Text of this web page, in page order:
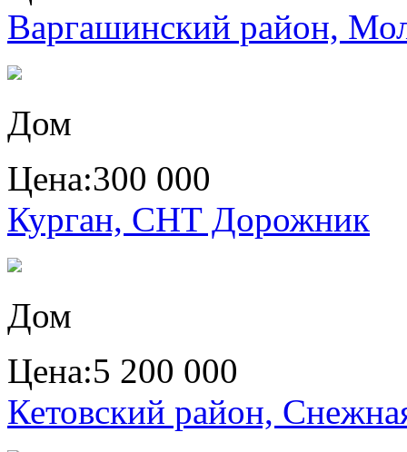
Варгашинский район,
Дом
Цена:300 000
Курган, СНТ Дорожник
Дом
Цена:5 200 000
Кетовский район,